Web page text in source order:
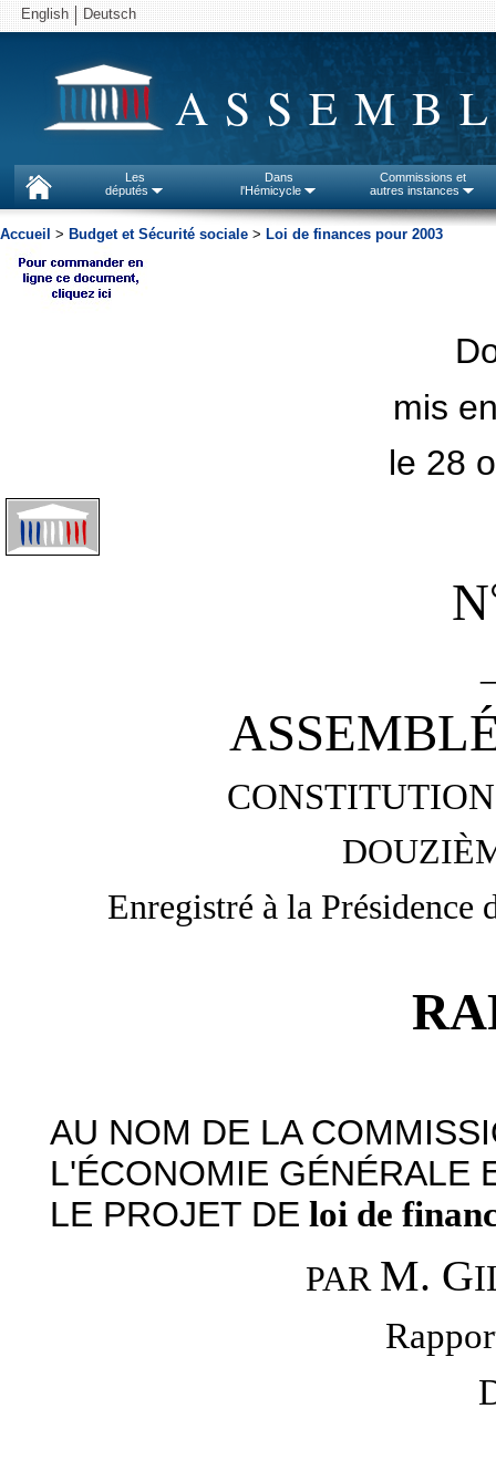
English Deutsch
Les
députés
Dans
l'Hémicycle
Commissions et
autres instances
Accueil > Budget et Sécurité sociale > Loi de finances pour 2003
mis
le 28
N
Enregistré à la Présidence
AU NOM DE LA
L'ÉCONOMIE GÉNÉRALE
LE PROJET DE loi de
PAR M. G